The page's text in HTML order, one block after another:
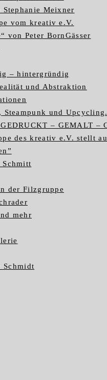
Meixner
vom kreativ e.V.
von Peter BornGässer
– hintergründig
und Abstraktion
Steampunk und Upcycling.
– GEMALT –
des kreativ e.V. stellt
Schmitt
der Filzgruppe
mehr
Schmidt